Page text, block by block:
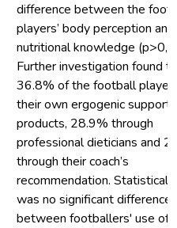
difference between the
players’ body perception and
nutritional knowledge
Further investigation found
36.8% of the football
their own ergogenic support
products, 28.9% through
professional dieticians and
through their coach’s
recommendation.
was no significant difference
between footballers' use of